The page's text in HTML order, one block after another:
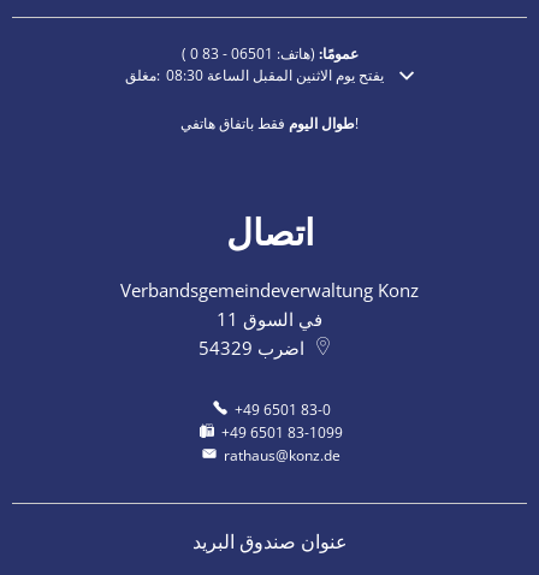
عمومًا: (هاتف:
)
انقر لإخفاء أوقات الفتح أو الإغلاق الإضافية
مغلق: يفتح يوم الاثنين المقبل الساعة 08:30
طوال اليومفقط باتفاق هاتفي!
اتصال
Verbandsgemeindeverwaltung Konz
في السوق 11
54329 اضرب
+49 6501 83-0
+49 6501 83-1099
rathaus@konz.de
عنوان صندوق البريد